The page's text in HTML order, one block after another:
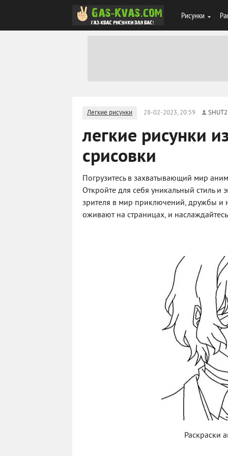
Рисунки
Легкие рисунки 28-02-2023, 20:59 SHUT2
легкие рисунки
срисовки
Погрузитесь в захватывающий мир
Откройте для себя уникальный стиль и
зрителя в мир приключений, дружбы и
оживают на страницах, и
Раскраски